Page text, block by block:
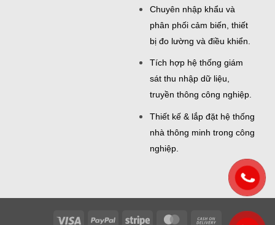
Chuyên nhập khẩu và
phân phối cảm biến, thiết
bị đo lường và điều khiển.
Tích hợp hệ thống giám
sát thu nhập dữ liệu,
truyền thông công nghiệp.
Thiết kế & lắp đặt hệ thống
nhà thông minh trong công
nghiệp.
Visa PayPal Stripe MasterCardCash